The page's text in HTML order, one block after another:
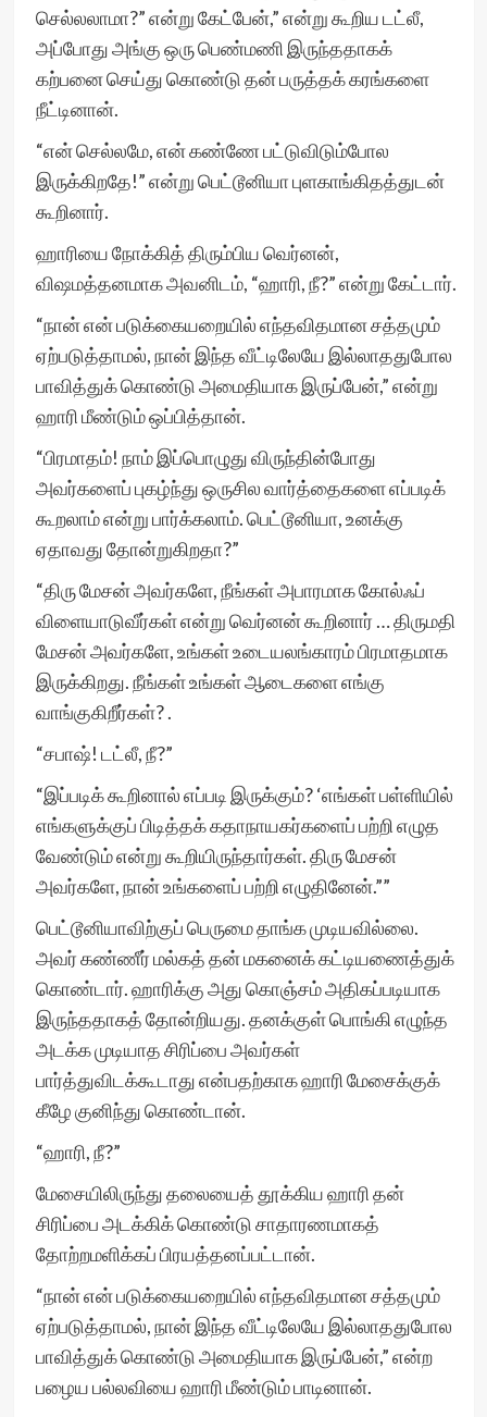
செல்லலாமா?” என்று கேட்பேன்,” என்று கூறிய டட்லீ,
அப்போது அங்கு ஒரு பெண்மணி இருந்ததாகக்
கற்பனை செய்து கொண்டு தன் பருத்தக் கரங்களை
நீட்டினான்.
“என் செல்லமே, என் கண்ணே பட்டுவிடும்போல
இருக்கிறதே!” என்று பெட்டூனியா புளகாங்கிதத்துடன்
கூறினார்.
ஹாரியை நோக்கித் திரும்பிய வெர்னன்,
விஷமத்தனமாக அவனிடம், “ஹாரி, நீ?” என்று கேட்டார்.
“நான் என் படுக்கையறையில் எந்தவிதமான சத்தமும்
ஏற்படுத்தாமல், நான் இந்த வீட்டிலேயே இல்லாததுபோல
பாவித்துக் கொண்டு அமைதியாக இருப்பேன்,” என்று
ஹாரி மீண்டும் ஒப்பித்தான்.
“பிரமாதம்! நாம் இப்பொழுது விருந்தின்போது
அவர்களைப் புகழ்ந்து ஒருசில வார்த்தைகளை எப்படிக்
கூறலாம் என்று பார்க்கலாம். பெட்டூனியா, உனக்கு
ஏதாவது தோன்றுகிறதா?”
“திரு மேசன் அவர்களே, நீங்கள் அபாரமாக கோல்ஃப்
விளையாடுவீர்கள் என்று வெர்னன் கூறினார் … திருமதி
மேசன் அவர்களே, உங்கள் உடையலங்காரம் பிரமாதமாக
இருக்கிறது. நீங்கள் உங்கள் ஆடைகளை எங்கு
வாங்குகிறீர்கள்? .
“சபாஷ்! டட்லீ, நீ?”
“இப்படிக் கூறினால் எப்படி இருக்கும்? ‘எங்கள் பள்ளியில்
எங்களுக்குப் பிடித்தக் கதாநாயகர்களைப் பற்றி எழுத
வேண்டும் என்று கூறியிருந்தார்கள். திரு மேசன்
அவர்களே, நான் உங்களைப் பற்றி எழுதினேன்.””
பெட்டூனியாவிற்குப் பெருமை தாங்க முடியவில்லை.
அவர் கண்ணீர் மல்கத் தன் மகனைக் கட்டியணைத்துக்
கொண்டார். ஹாரிக்கு அது கொஞ்சம் அதிகப்படியாக
இருந்ததாகத் தோன்றியது. தனக்குள் பொங்கி எழுந்த
அடக்க முடியாத சிரிப்பை அவர்கள்
பார்த்துவிடக்கூடாது என்பதற்காக ஹாரி மேசைக்குக்
கீழே குனிந்து கொண்டான்.
“ஹாரி, நீ?”
மேசையிலிருந்து தலையைத் தூக்கிய ஹாரி தன்
சிரிப்பை அடக்கிக் கொண்டு சாதாரணமாகத்
தோற்றமளிக்கப் பிரயத்தனப்பட்டான்.
“நான் என் படுக்கையறையில் எந்தவிதமான சத்தமும்
ஏற்படுத்தாமல், நான் இந்த வீட்டிலேயே இல்லாததுபோல
பாவித்துக் கொண்டு அமைதியாக இருப்பேன்,” என்ற
பழைய பல்லவியை ஹாரி மீண்டும் பாடினான்.